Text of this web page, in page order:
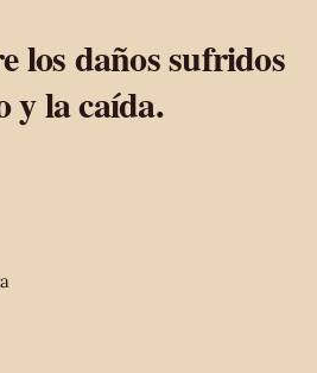
los daños sufridos
y la caída.